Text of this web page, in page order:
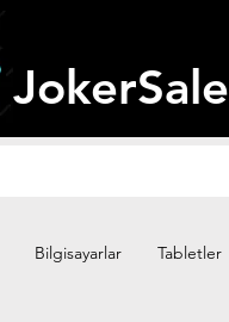
JokerSale
Bilgisayarlar Tabletler